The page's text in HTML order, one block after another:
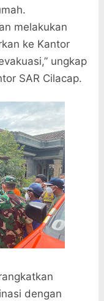
melakukan
ke Kantor
ungkap
SAR Cilacap.
dengan